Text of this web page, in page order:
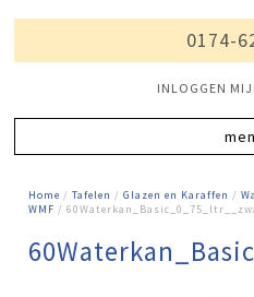
0174-
INLOGGEN
Home /Tafelen /Glazen en Karaffen /
WMF /